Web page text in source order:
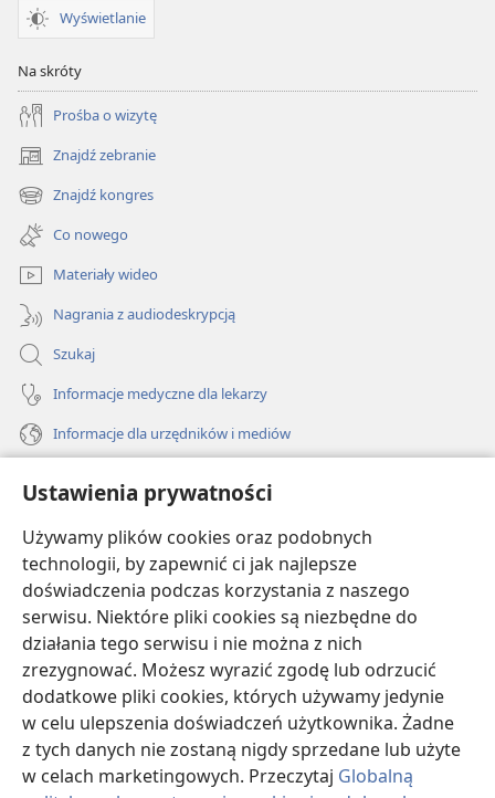
Ustawienia prywatności
Używamy plików cookies oraz podobnych
technologii, by zapewnić ci jak najlepsze
doświadczenia podczas korzystania z naszego
serwisu. Niektóre pliki cookies są niezbędne do
działania tego serwisu i nie można z nich
zrezygnować. Możesz wyrazić zgodę lub odrzucić
dodatkowe pliki cookies, których używamy jedynie
w celu ulepszenia doświadczeń użytkownika. Żadne
z tych danych nie zostaną nigdy sprzedane lub użyte
w celach marketingowych. Przeczytaj Globalną
Wyświetlanie
Na skróty
Prośba o wizytę
Znajdź zebranie
(opens
new
window)
Znajdź kongres
(opens
new
window)
Co nowego
Materiały wideo
Nagrania z audiodeskrypcją
Szukaj
Informacje medyczne dla lekarzy
Informacje dla urzędników i mediów
Darowizny
(opens
new
window)BIBLIOTEKA INTERNETOWA Strażnicy
(opens
new
window)JW Hub
(opens
new
window)JW Library
Watchtower Library